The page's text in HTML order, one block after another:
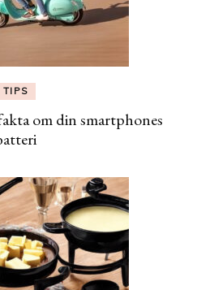
TIPS
om din smartphones